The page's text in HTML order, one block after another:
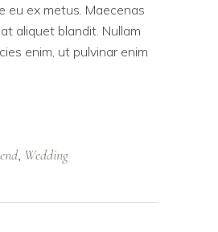
eu ex metus. Maecenas
aliquet blandit. Nullam
enim, ut pulvinar enim
, Wedding